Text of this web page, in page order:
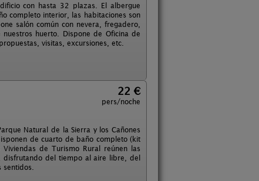
con hasta 32 plazas. El albergue
completo interior, las habitaciones son
salón común con nevera, fregadero,
huerto. Dispone de Oficina de
visitas, excursiones, etc.
22 €
pers/noche
Natural de la Sierra y los Cañones
de cuarto de baño completo (kit
de Turismo Rural reúnen las
disfrutando del tiempo al aire libre, del